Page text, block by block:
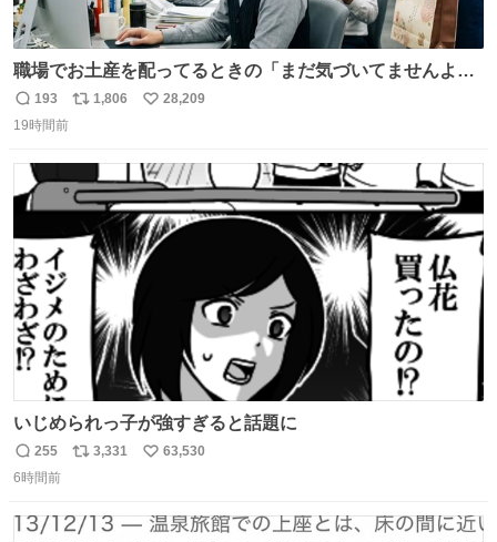
職場でお土産を配ってるときの「まだ気づいてませんよ」
的な演技が毎回シンドい。
返
信
193
リ
ト
数
1,806
い
数
28,209
19時間前
いじめられっ子が強すぎると話題に
返
信
255
リ
ト
3,331
い
数
63,530
6時間前